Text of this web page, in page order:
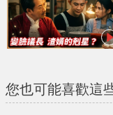
您也可能喜歡這